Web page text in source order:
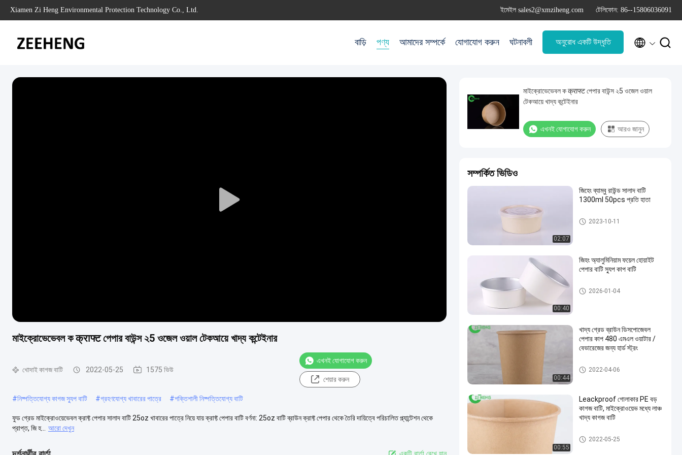
Xiamen Zi Heng Environmental Protection Technology Co., Ltd. ইমেইল sales2@xmziheng.com টেলিফোন: 86--15806036091
বাড়ি পণ্য আমাদের সম্পর্কে যোগাযোগ করুন ঘটনাবলী অনুরোধ একটি উদ্ধৃতি  
Play
মাইক্রোভেভেবল ক क्राफ्ट পেপার বাউন্স ২5 ওজেল ওয়াল টেকআয়ে খাদ্য কন্টেইনার
খোদাই কাগজ বাটি 2022-05-25 1575 ভিউ
এখনই যোগাযোগ করুন
শেয়ার করুন
#নিষ্পত্তিযোগ্য কাগজ স্যুপ বাটি #গ্রহণযোগ্য খাবারের পাত্রে #শক্তিশালী নিষ্পত্তিযোগ্য বাটি
ফুড গ্রেড মাইক্রোওয়েভেবল ক্রাফ্ট পেপার সালাদ বাটি 25oz খাবারের পাত্রে নিয়ে যায় ক্রাফ্ট পেপার বাটি বর্ণনা: 25oz বাটি ব্রাউন ক্রাফ্ট পেপার থেকে তৈরি দায়িত্বে পরিচালিত প্ল্যান্টেশন থেকে
প্রাপ্ত, জি হ...
আরো দেখুন
একটি বার্তা রেখে যান
মাইক্রোভেভেবল ক क्राफ्ट পেপার বাউন্স ২5 ওজেল ওয়াল
টেকআয়ে খাদ্য কন্টেইনার
এখনই যোগাযোগ করুন আরও জানুন
সম্পর্কিত ভিডিও
02:07
জিহেং ব্যাম্বু রাউন্ড সালাদ বাটি
1300ml 50pcs প্রতি হাতা
বাঁশের ফাইবার বাটি
2023-10-11
00:40
জিহং অ্যালুমিনিয়াম ফয়েল হোয়াইট
পেপার বাটি স্যুপ কাপ বাটি
অ্যালুমিনিয়াম ফয়েল কাগজ বাটি
2026-01-04
00:44
খাদ্য গ্রেড ব্রাউন ডিসপোজেবল
পেপার কাপ 480 এমএল ওয়াটার /
বেভারেজের জন্য হার্ড স্ট্রং
ক্রাফট স্যুপ কাপ
2022-04-06
00:55
Leackproof গোলাকার PE বড়
কাগজ বাটি, মাইক্রোওয়েভ মধ্যে লাঞ্চ
খাদ্য কাগজ বাটি
খোদাই কাগজ বাটি
2022-05-25